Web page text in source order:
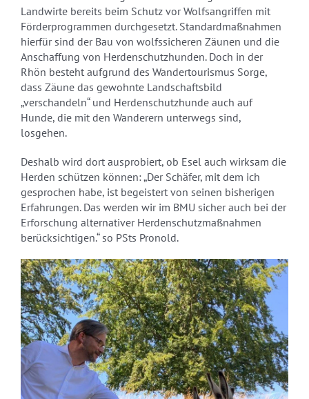
Landwirte bereits beim Schutz vor Wolfsangriffen mit
Förderprogrammen durchgesetzt. Standardmaßnahmen
hierfür sind der Bau von wolfssicheren Zäunen und die
Anschaffung von Herdenschutzhunden. Doch in der
Rhön besteht aufgrund des Wandertourismus Sorge,
dass Zäune das gewohnte Landschaftsbild
„verschandeln“ und Herdenschutzhunde auch auf
Hunde, die mit den Wanderern unterwegs sind,
losgehen.
Deshalb wird dort ausprobiert, ob Esel auch wirksam die
Herden schützen können: „Der Schäfer, mit dem ich
gesprochen habe, ist begeistert von seinen bisherigen
Erfahrungen. Das werden wir im BMU sicher auch bei der
Erforschung alternativer Herdenschutzmaßnahmen
berücksichtigen.“ so PSts Pronold.